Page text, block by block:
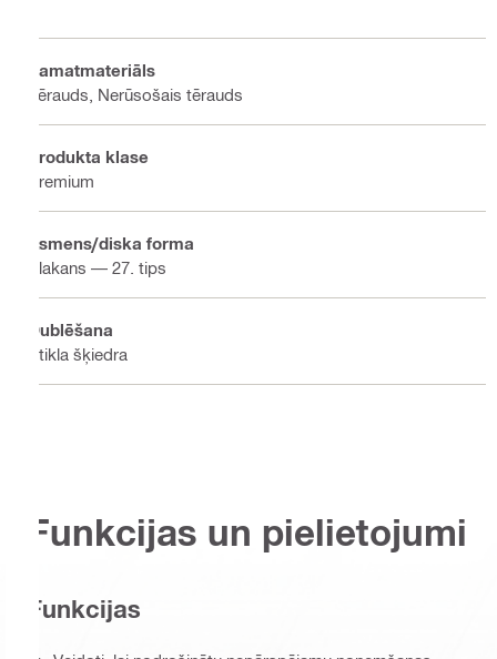
Pamatmateriāls
Tērauds, Nerūsošais tērauds
Produkta klase
Premium
Asmens/diska forma
Plakans — 27. tips
Dublēšana
Stikla šķiedra
Funkcijas un pielietojumi
Funkcijas